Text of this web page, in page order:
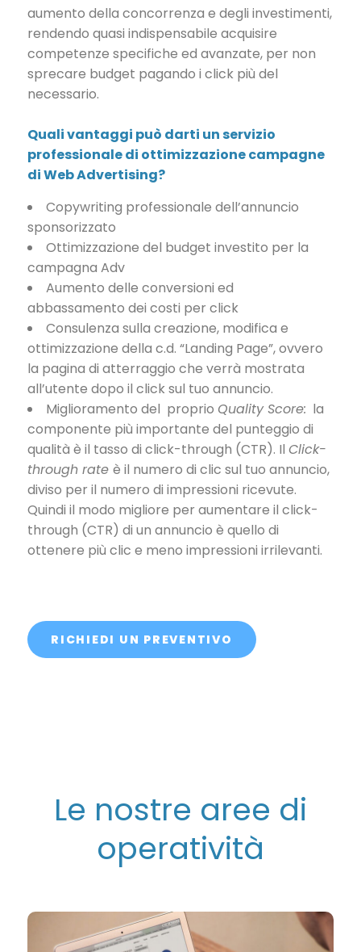
aumento della concorrenza e degli investimenti,
rendendo quasi indispensabile acquisire
competenze specifiche ed avanzate, per non
sprecare budget pagando i click più del
necessario.
Quali vantaggi può darti un servizio
professionale di ottimizzazione campagne
di Web Advertising?
Copywriting professionale dell’annuncio
sponsorizzato
Ottimizzazione del budget investito per la
campagna Adv
Aumento delle conversioni ed
abbassamento dei costi per click
Consulenza sulla creazione, modifica e
ottimizzazione della c.d. “Landing Page”, ovvero
la pagina di atterraggio che verrà mostrata
all’utente dopo il click sul tuo annuncio.
Miglioramento del proprio Quality Score: la
componente più importante del punteggio di
qualità è il tasso di click-through (CTR). Il Click-
through rate è il numero di clic sul tuo annuncio,
diviso per il numero di impressioni ricevute.
Quindi il modo migliore per aumentare il click-
through (CTR) di un annuncio è quello di
ottenere più clic e meno impressioni irrilevanti.
RICHIEDI UN PREVENTIVO
Le nostre aree di
operatività